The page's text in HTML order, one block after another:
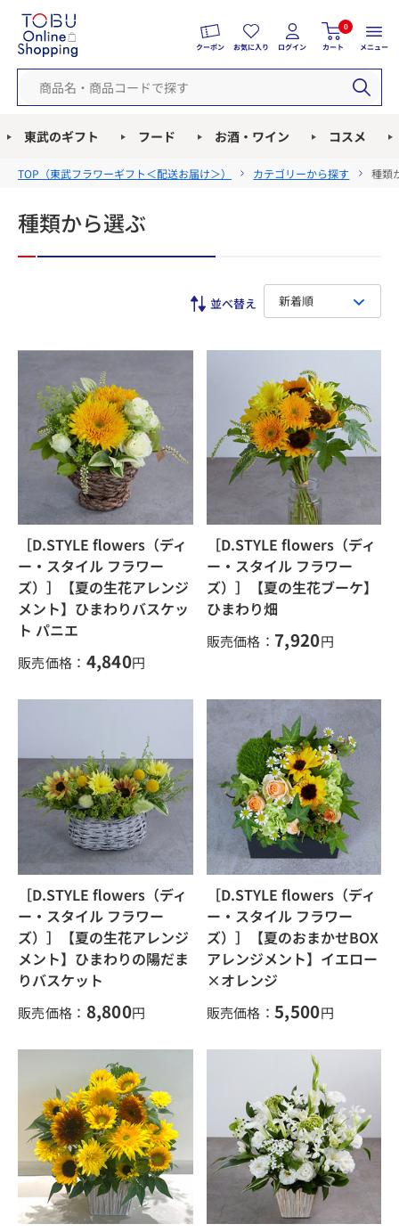
クーポン お気に入り ログイン
0
カート メニュー
東武のギフト フード お酒・ワイン コスメ
TOP（東武フラワーギフト＜配送お届け＞） カテゴリーから探す 種類
種類から選ぶ
新着順
［D.STYLE flowers（ディ
ー・スタイル フラワー
ズ）］【夏の生花アレンジ
メント】ひまわりバスケッ
ト パニエ
販売価格： 4,840円
［D.STYLE flowers（ディ
ー・スタイル フラワー
ズ）］【夏の生花ブーケ】
ひまわり畑
販売価格： 7,920円
［D.STYLE flowers（ディ
ー・スタイル フラワー
ズ）］【夏の生花アレンジ
メント】ひまわりの陽だま
りバスケット
販売価格： 8,800円
［D.STYLE flowers（ディ
ー・スタイル フラワー
ズ）］【夏のおまかせBOX
アレンジメント】イエロー
×オレンジ
販売価格： 5,500円